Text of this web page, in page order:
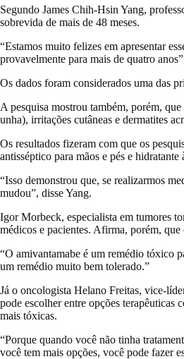
Segundo James Chih-Hsin Yang,
sobrevida de mais de 48 meses.
“Estamos muito felizes em apresentar
provavelmente para mais de quatro
Os dados foram considerados uma das
A pesquisa mostrou também, porém,
unha), irritações cutâneas e dermatites
Os resultados fizeram com que os
antisséptico para mãos e pés e
“Isso demonstrou que, se realizarmos
mudou”, disse Yang.
Igor Morbeck, especialista em tumores
médicos e pacientes. Afirma, porém,
“O amivantamabe é um remédio tóxico
um remédio muito bem tolerado.”
Já o oncologista Helano Freitas, vice-
pode escolher entre opções terapêuticas
mais tóxicas.
“Porque quando você não tinha
você tem mais opções, você pode fazer